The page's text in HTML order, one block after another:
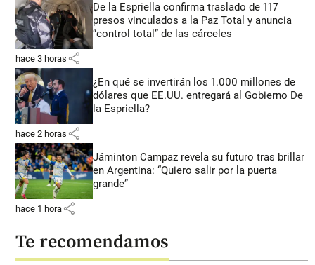
De la Espriella confirma traslado de 117
presos vinculados a la Paz Total y anuncia
“control total” de las cárceles
hace 3 horas share
¿En qué se invertirán los 1.000 millones de
dólares que EE.UU. entregará al Gobierno De
la Espriella?
hace 2 horas share
Jáminton Campaz revela su futuro tras brillar
en Argentina: “Quiero salir por la puerta
grande”
hace 1 hora share
Te recomendamos